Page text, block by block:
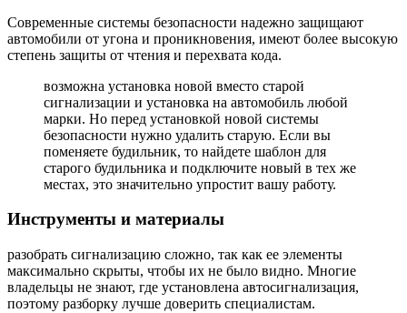
Современные системы безопасности надежно защищают
автомобили от угона и проникновения, имеют более высокую
степень защиты от чтения и перехвата кода.
возможна установка новой вместо старой
сигнализации и установка на автомобиль любой
марки. Но перед установкой новой системы
безопасности нужно удалить старую. Если вы
поменяете будильник, то найдете шаблон для
старого будильника и подключите новый в тех же
местах, это значительно упростит вашу работу.
Инструменты и материалы
разобрать сигнализацию сложно, так как ее элементы
максимально скрыты, чтобы их не было видно. Многие
владельцы не знают, где установлена ​​автосигнализация,
поэтому разборку лучше доверить специалистам.